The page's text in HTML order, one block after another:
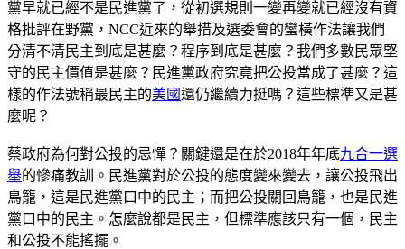
黨早就已經不是民進黨了，從初選規則一變再變就已經沒有資
格批評在野黨，NCC近來的舉措及選委會的蠻橫作法讓我們
分清不清民主到底是甚麼？程序到底是甚麼？我們多數民眾堅
守的民主價值是甚麼？民進黨政府究竟把公投當成了甚麼？這
樣的作法號稱最民主的美國還仍繼續力挺嗎？這些標準又是甚
麼呢？
蔡政府為何對公投的忌憚？關鍵還是在於2018年年底九合一選
舉的慘痛教訓。民進黨對於公投的態度變來變去，讓公投飛出
鳥籠，這是民進黨口中的民主；而把公投關回鳥籠，也是民進
黨口中的民主。怎麼說都是民主，但標準應該只有一個，民主
和公投不能搖擺。